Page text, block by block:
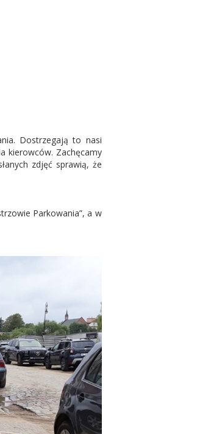
Dostrzegają to nasi
kierowców. Zachęcamy
zdjęć sprawią, że
Parkowania”, a w